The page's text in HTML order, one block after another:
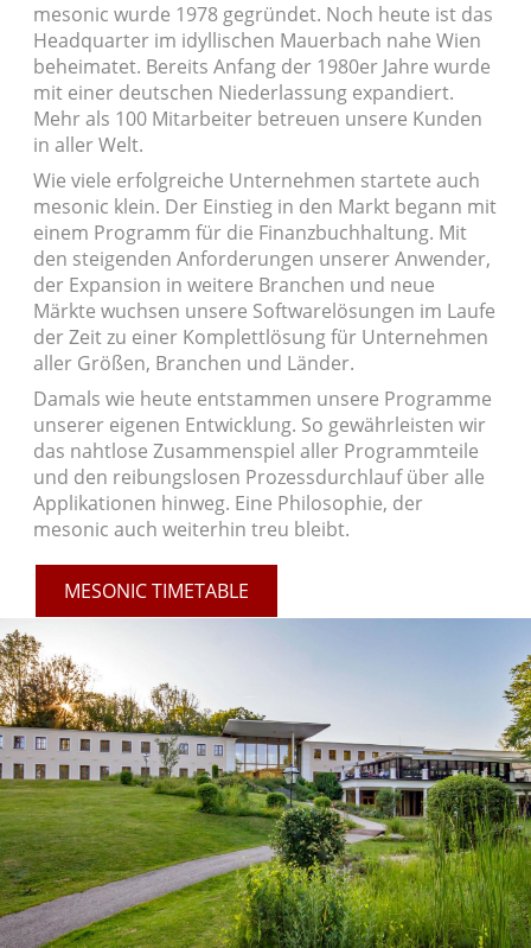
mesonic wurde 1978 gegründet. Noch heute ist das
Headquarter im idyllischen Mauerbach nahe Wien
beheimatet. Bereits Anfang der 1980er Jahre wurde
mit einer deutschen Niederlassung expandiert.
Mehr als 100 Mitarbeiter betreuen unsere Kunden
in aller Welt.
Wie viele erfolgreiche Unternehmen startete auch
mesonic klein. Der Einstieg in den Markt begann mit
einem Programm für die Finanzbuchhaltung. Mit
den steigenden Anforderungen unserer Anwender,
der Expansion in weitere Branchen und neue
Märkte wuchsen unsere Softwarelösungen im Laufe
der Zeit zu einer Komplettlösung für Unternehmen
aller Größen, Branchen und Länder.
Damals wie heute entstammen unsere Programme
unserer eigenen Entwicklung. So gewährleisten wir
das nahtlose Zusammenspiel aller Programmteile
und den reibungslosen Prozessdurchlauf über alle
Applikationen hinweg. Eine Philosophie, der
mesonic auch weiterhin treu bleibt.
MESONIC TIMETABLE